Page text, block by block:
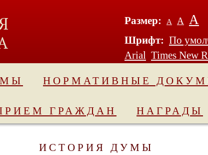
Размер: А А А
Шрифт: По
Arial Times New
НОРМАТИВНЫЕ
ГРАЖДАН НАГРАДЫ
ИСТОРИЯ ДУМЫ